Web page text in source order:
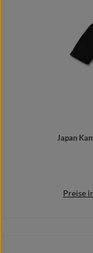
Japan
Preise